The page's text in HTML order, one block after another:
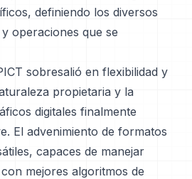
definiendo los diversos
operaciones que se
sobresalió en flexibilidad y
propietaria y la
digitales finalmente
El advenimiento de formatos
capaces de manejar
mejores algoritmos de